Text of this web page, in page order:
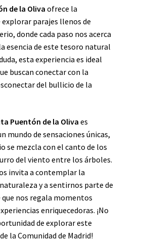
de la Olivaofrece la
parajes llenos de
donde cada paso nos acerca
esencia de este tesoro natural
esta experiencia es ideal
buscan conectar con la
del bullicio de la
Puentón de la Oliva es
mundo de sensaciones únicas,
se mezcla con el canto de los
del viento entre los árboles.
invita a contemplar la
y a sentirnos parte de
que nos regala momentos
enriquecedoras. ¡No
de explorar este
la Comunidad de Madrid!